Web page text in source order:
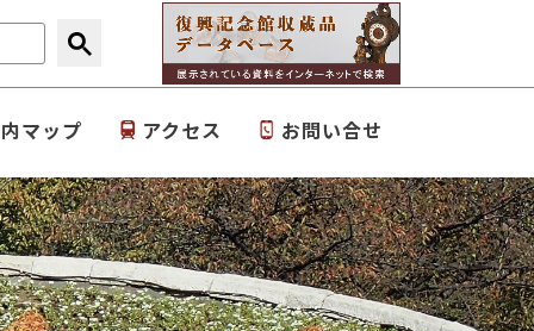
マップ アクセス お問い合せ